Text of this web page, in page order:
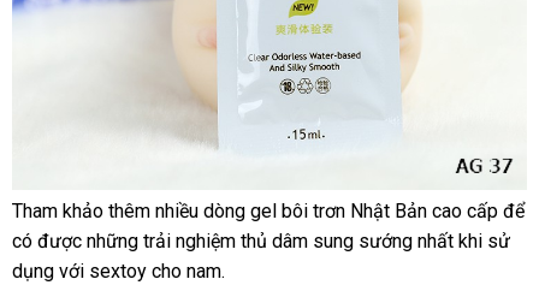
tích
15ml
Tham khảo thêm nhiều dòng gel bôi trơn Nhật Bản cao cấp để
có hỗ
trợ
được chính
hãng
những trải nghiệm thủ dâm sung sướng nhất khi sử
dụng trung
với sextoy cho nam.